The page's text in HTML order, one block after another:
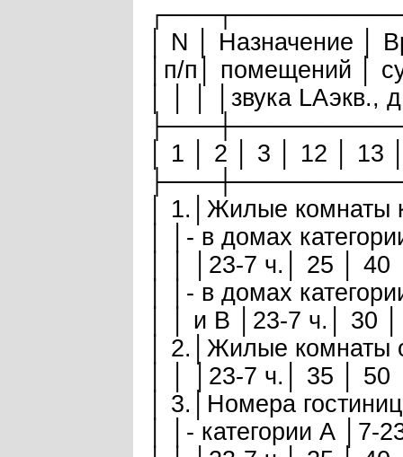
│ N │ Назначение │
│п/п│ помещений │
│ │ │ │звука LАэкв.,
│ 1 │ 2 │ 3 │ 12 │ 13
│ 1.│Жилые комнаты
│ │- в домах
│ │ │23-7 ч.│ 25 │ 40
│ │- в домах
│ │ и В │23-7 ч.│ 30
│ 2.│Жилые
│ │ │23-7 ч.│ 35 │ 50
│ 3.│Номера
│ │- категории А │7-